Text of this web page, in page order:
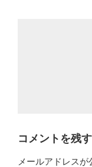
コメントを残す
メールアドレスが